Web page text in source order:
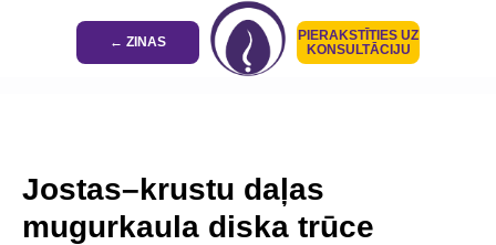
← ZINAS
PIERAKSTĪTIES UZ
KONSULTĀCIJU
Jostas–krustu daļas
mugurkaula diska trūce